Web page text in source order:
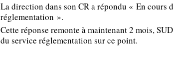
La direction dans son CR a répondu « En cours
réglementation ».
Cette réponse remonte à maintenant 2 mois,
du service réglementation sur ce point.